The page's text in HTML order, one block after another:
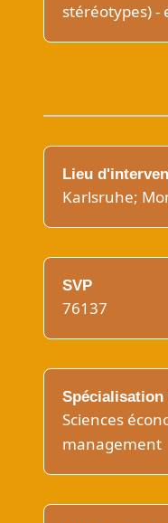
stéréotypes) -
Lieu
Karlsruhe;
SVP
76137
Spécialisation
Sciences
management